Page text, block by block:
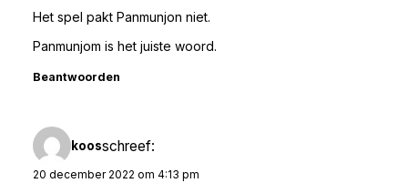
Het spel pakt Panmunjon niet.
Panmunjom is het juiste woord.
Beantwoorden
koosschreef:
20 december 2022 om 4:13 pm